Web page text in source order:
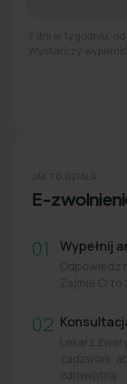
7 dni w tygodniu,
Wystarczy
JAK TO DZIAŁA
E-
01 Wypełnij
Odpowiedz
Zajmie Ci to
02
Lekarz
zadzwoni,
zdrowotną.